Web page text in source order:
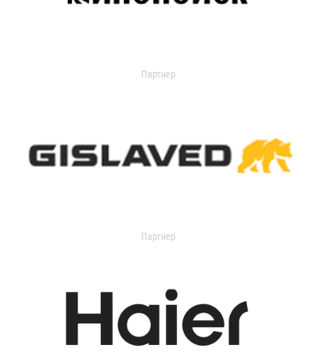
Партнер
Партнер